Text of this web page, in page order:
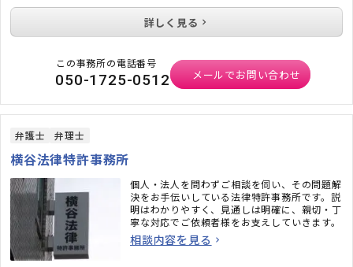
詳しく見る
この事務所の電話番号
050-1725-0512 メールでお問い合わせ
弁護士 弁理士
横谷法律特許事務所
個人・法人を問わずご相談を伺い、その問題解
決をお手伝いしている法律特許事務所です。説
明はわかりやすく、見通しは明確に、親切・丁
寧な対応でご依頼者様をお支えしていきます。
相談内容を見る